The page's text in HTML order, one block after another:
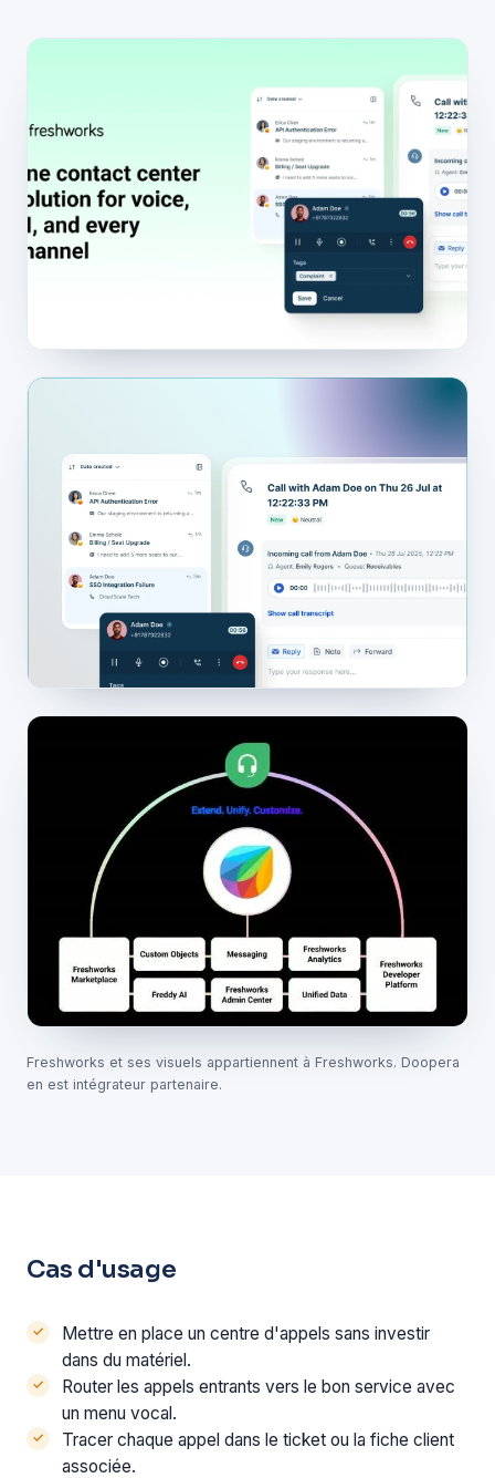
Freshworks et ses visuels appartiennent à Freshworks. Doopera
en est intégrateur partenaire.
Cas d'usage
Mettre en place un centre d'appels sans investir
dans du matériel.
Router les appels entrants vers le bon service avec
un menu vocal.
Tracer chaque appel dans le ticket ou la fiche client
associée.